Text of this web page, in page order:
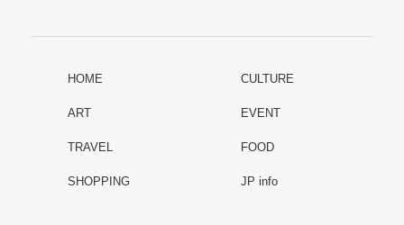
HOME CULTURE
ART EVENT
TRAVEL FOOD
SHOPPING JP info